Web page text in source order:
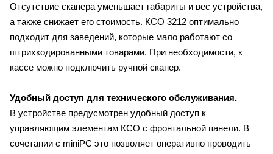
Отсутствие сканера уменьшает габариты и вес устройства,
а также снижает его стоимость. КСО 3212 оптимально
подходит для заведений, которые мало работают со
штрихкодированными товарами. При необходимости, к
кассе можно подключить ручной сканер.
Удобный доступ для технического обслуживания.
В устройстве предусмотрен удобный доступ к
управляющим элементам КСО с фронтальной панели. В
сочетании с miniPC это позволяет оперативно проводить